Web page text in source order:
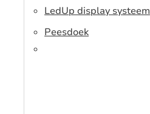
Toonbank
LedUp display systeem
Peesdoek